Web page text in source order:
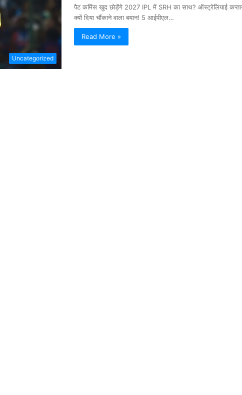
Uncategorized
पैट कमिंस खुद छोड़ेंगे 2027 IPL में SRH का साथ? ऑस्ट्रेलियाई
क्यों दिया चौंकाने वाला बयान! 5 आईपीएल…
Read More »